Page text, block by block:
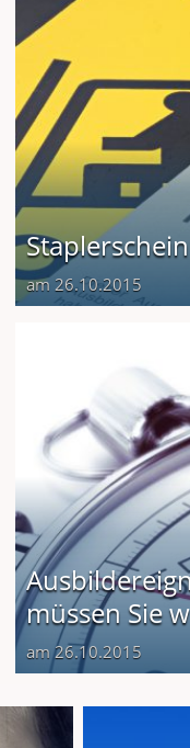
am 26.10.2015
müssen Sie
am 26.10.2015